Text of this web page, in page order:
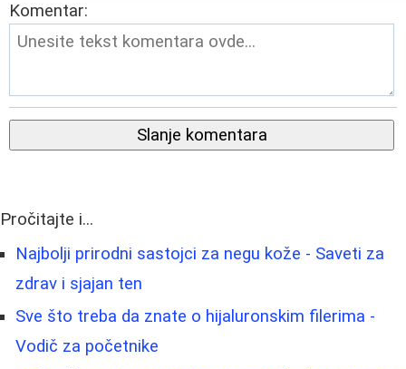
Komentar:
Slanje komentara
Pročitajte i...
Najbolji prirodni sastojci za negu kože - Saveti za
zdrav i sjajan ten
Sve što treba da znate o hijaluronskim filerima -
Vodič za početnike